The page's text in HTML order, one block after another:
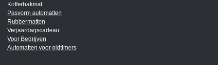
Kofferbakmat
Pasvorm automatten
Rubbermatten
Verjaardagscadeau
Voor Bedrijven
Automatten voor oldtimers